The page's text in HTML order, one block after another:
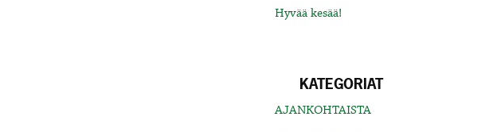
Hyvää kesää!
KATEGORIAT
AJANKOHTAISTA